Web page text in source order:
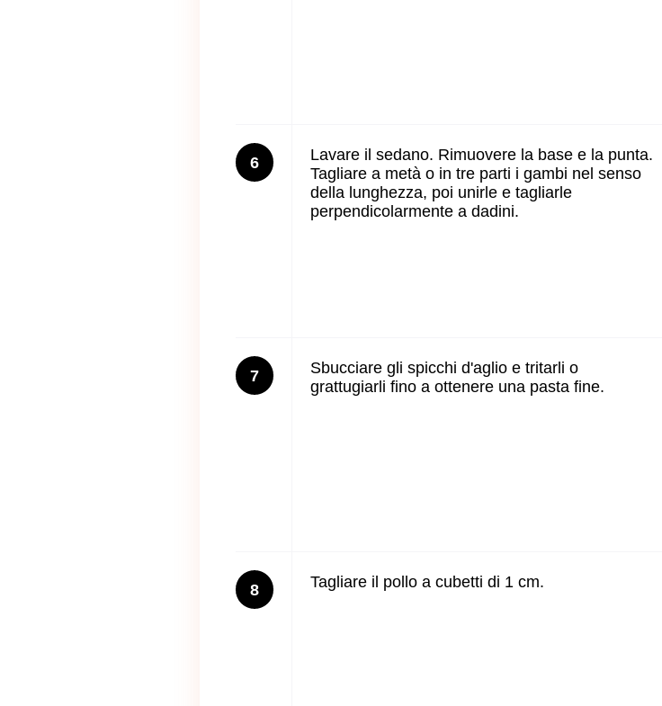
6
Lavare il sedano. Rimuovere la base e la punta.
Tagliare a metà o in tre parti i gambi nel senso
della lunghezza, poi unirle e tagliarle
perpendicolarmente a dadini.
7
Sbucciare gli spicchi d'aglio e tritarli o
grattugiarli fino a ottenere una pasta fine.
8 Tagliare il pollo a cubetti di 1 cm.